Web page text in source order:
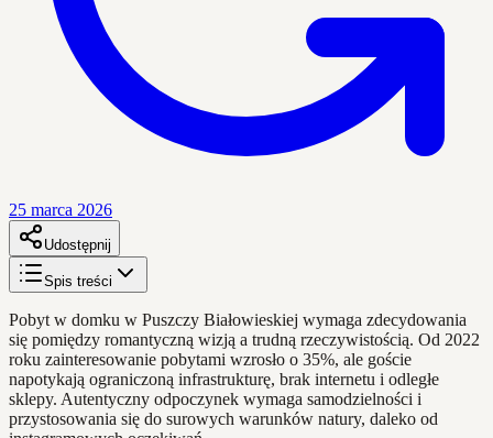
25 marca 2026
Udostępnij
Spis treści
Pobyt w domku w Puszczy Białowieskiej wymaga zdecydowania
się pomiędzy romantyczną wizją a trudną rzeczywistością. Od 2022
roku zainteresowanie pobytami wzrosło o 35%, ale goście
napotykają ograniczoną infrastrukturę, brak internetu i odległe
sklepy. Autentyczny odpoczynek wymaga samodzielności i
przystosowania się do surowych warunków natury, daleko od